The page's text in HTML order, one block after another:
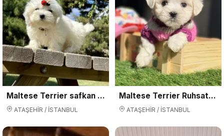
Maltese Terrier safkan Kore kanı yavrularımız
ATAŞEHİR / İSTANBUL
Maltese Terrier Ruhsatlı Çiftlikten Garantili Yavrularımız
ATAŞEHİR / İSTANBUL